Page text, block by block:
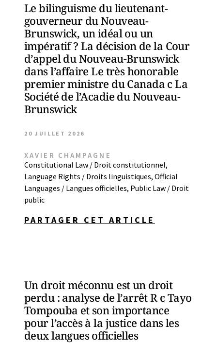
Le bilinguisme du lieutenant-
gouverneur du Nouveau-
Brunswick, un idéal ou un
impératif ? La décision de la Cour
d’appel du Nouveau-Brunswick
dans l’affaire Le très honorable
premier ministre du Canada c La
Société de l’Acadie du Nouveau-
Brunswick
20 JUILLET 2026
XAVIER CHAMPAGNE
Constitutional Law / Droit constitutionnel,
Language Rights / Droits linguistiques, Official
Languages / Langues officielles, Public Law / Droit
public
PARTAGER CET ARTICLE
Un droit méconnu est un droit
perdu : analyse de l’arrêt R c Tayo
Tompouba et son importance
pour l’accès à la justice dans les
deux langues officielles